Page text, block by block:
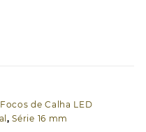
Focos de Calha LED
,Série 16 mm